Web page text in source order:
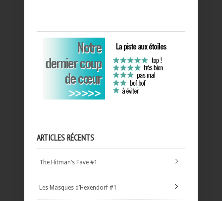
ARTICLES RÉCENTS
The Hitman’s Fave #1
Les Masques d’Hexendorf #1